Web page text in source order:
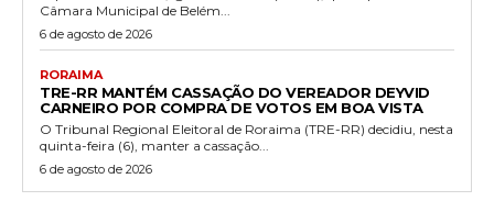
Câmara Municipal de Belém...
6 de agosto de 2026
RORAIMA
TRE-RR MANTÉM CASSAÇÃO DO VEREADOR DEYVID
CARNEIRO POR COMPRA DE VOTOS EM BOA VISTA
O Tribunal Regional Eleitoral de Roraima (TRE-RR) decidiu, nesta
quinta-feira (6), manter a cassação...
6 de agosto de 2026